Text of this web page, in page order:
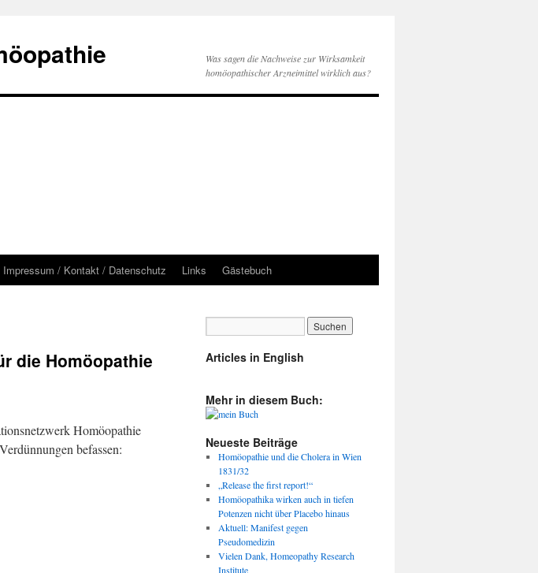
Was sagen die Nachweise zur Wirksamkeit
homöopathischer Arzneimittel wirklich aus?
Impressum / Kontakt / Datenschutz Links Gästebuch
die Homöopathie
Homöopathie
befassen:
Articles in English
Mehr in diesem Buch:
Neueste Beiträge
Homöopathie und die Cholera in Wien
1831/32
„Release the first report!“
Homöopathika wirken auch in tiefen
Potenzen nicht über Placebo hinaus
Aktuell: Manifest gegen
Pseudomedizin
Vielen Dank, Homeopathy Research
Institute